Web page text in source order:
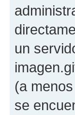
un
(a
se